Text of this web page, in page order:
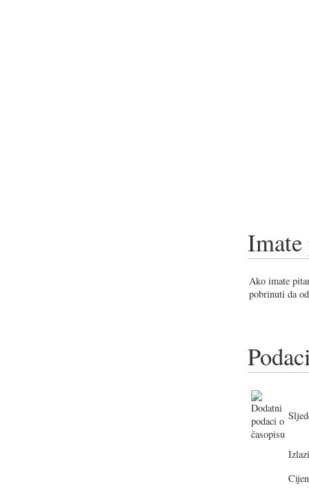
Imate
Ako imate
pobrinuti da